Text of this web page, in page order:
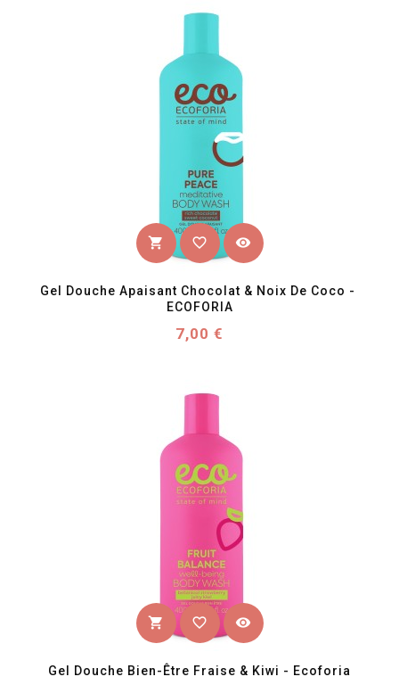
shopping_cart favorite_border visibility
Gel Douche Apaisant Chocolat & Noix De Coco -
ECOFORIA
Prix
7,00 €
shopping_cart favorite_border visibility
Gel Douche Bien-Être Fraise & Kiwi - Ecoforia